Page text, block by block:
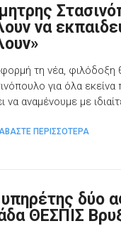
να
τη νέα, φιλόδοξη
για όλα
να αναμένουμε με
ΠΕΡΙΣΣΟΤΕΡΑ
δύο
ΘΕΣΠΙΣ